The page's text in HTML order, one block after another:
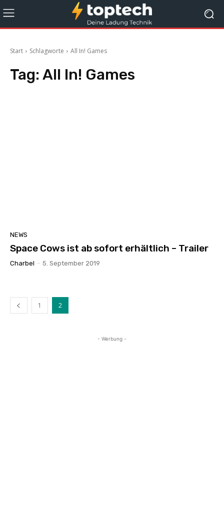
Start Schlagworte All In! Games
Tag: All In! Games
NEWS
Space Cows ist ab sofort erhältlich – Trailer
Charbel - 5. September 2019
1 2
- Werbung -